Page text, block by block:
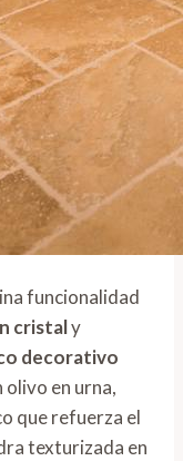
funcionalidad
cristaly
decorativo
olivo en urna,
que refuerza el
texturizada en